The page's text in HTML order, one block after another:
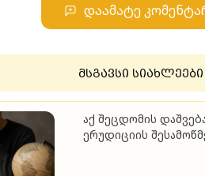
დაამატე
მსგავსი სიახლეები
აქ შეცდომის
ერუდიციის